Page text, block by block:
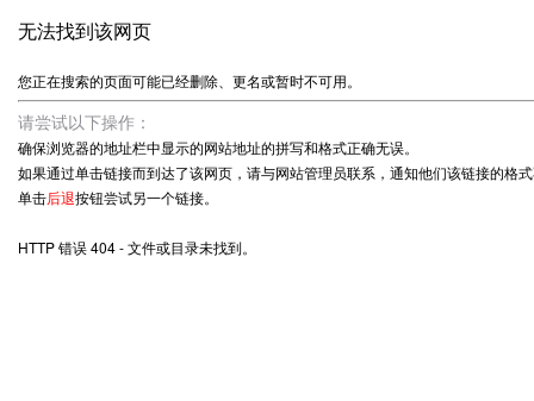
无法找到该网页
您正在搜索的页面可能已经删除、更名或暂时不可用。
请尝试以下操作：
确保浏览器的地址栏中显示的网站地址的拼写和格式正确无误。
如果通过单击链接而到达了该网页，请与网站管理员联系，通知他们该链接的格
单击后退按钮尝试另一个链接。
HTTP 错误 404 - 文件或目录未找到。